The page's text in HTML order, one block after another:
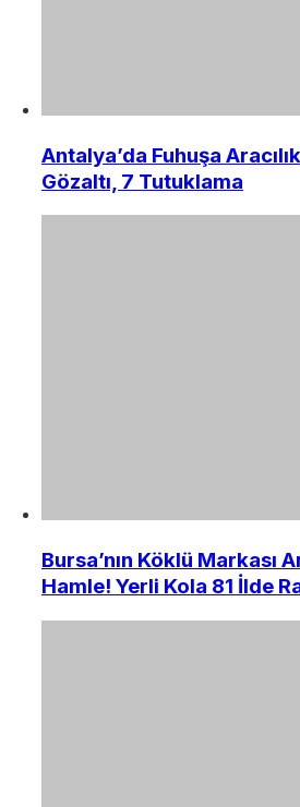
Antalya’da Fuhuşa
Gözaltı, 7 Tutuklama
Bursa’nın Köklü Markası
Hamle! Yerli Kola 81 İlde